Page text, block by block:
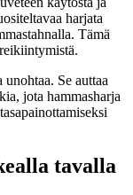
harjata
Tämä
Se auttaa
jota hammasharja
tavalla